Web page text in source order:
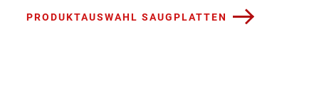
PRODUKTAUSWAHL SAUGPLATTEN